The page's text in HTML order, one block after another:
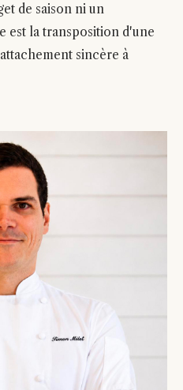
de saison ni un
est la transposition d'une
sincère à